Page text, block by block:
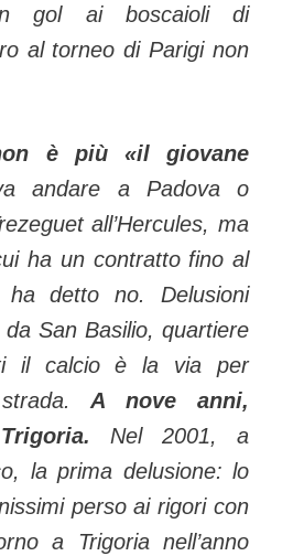
gol ai boscaioli di
al torneo di Parigi non
è più «il giovane
andare a Padova o
all’Hercules, ma
ha un contratto fino al
ha detto no. Delusioni
San Basilio, quartiere
il calcio è la via per
A nove anni,
Nel 2001, a
la prima delusione: lo
perso ai rigori con
a Trigoria nell’anno